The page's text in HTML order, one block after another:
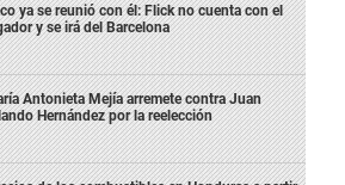
ya se reunió con él: Flick no cuenta con el
y se irá del Barcelona
Antonieta Mejía arremete contra Juan
Hernández por la reelección